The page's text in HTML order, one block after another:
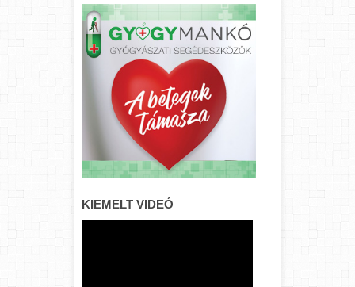
KIEMELT VIDEÓ